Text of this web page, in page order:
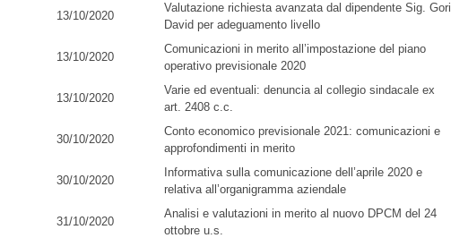
13/10/2020
Valutazione richiesta avanzata dal dipendente Sig. Gori
David per adeguamento livello
13/10/2020
Comunicazioni in merito all’impostazione del piano
operativo previsionale 2020
13/10/2020
Varie ed eventuali: denuncia al collegio sindacale ex
art. 2408 c.c.
30/10/2020
Conto economico previsionale 2021: comunicazioni e
approfondimenti in merito
30/10/2020
Informativa sulla comunicazione dell’aprile 2020 e
relativa all’organigramma aziendale
31/10/2020
Analisi e valutazioni in merito al nuovo DPCM del 24
ottobre u.s.